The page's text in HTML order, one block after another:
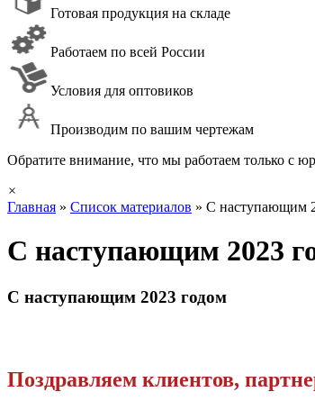
Готовая продукция на складе
Работаем по всей России
Условия для оптовиков
Производим по вашим чертежам
Обратите внимание, что мы работаем только с
×
Главная » Список материалов » С наступающим
С наступающим 2023
С наступающим 2023 годом
Поздравляем клиентов,